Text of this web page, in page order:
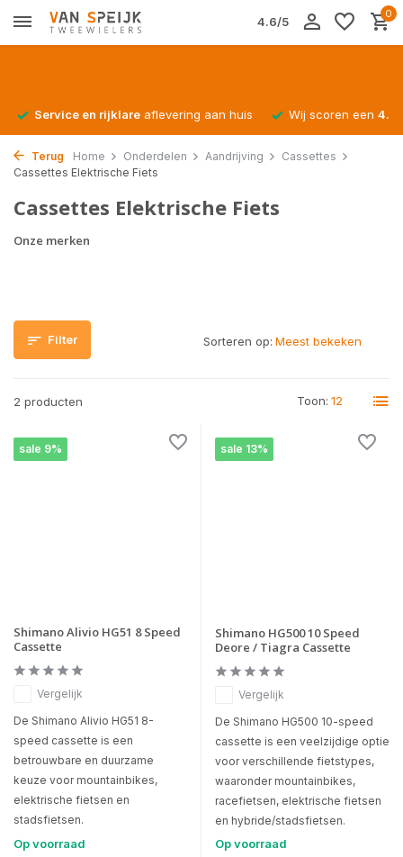
4.6/5
0
Service en rijklare aflevering aan huis Wij scoren een
Terug Home Onderdelen Aandrijving
Cassettes
Cassettes Elektrische Fiets
Cassettes Elektrische Fiets
Onze merken
Filter
2 producten Toon:
Sorteren op:
sale 9%
Shimano Alivio HG51 8 Speed
Cassette
Vergelijk
De Shimano Alivio HG51 8-
speed cassette is een
betrouwbare en duurzame
keuze voor mountainbikes,
elektrische fietsen en
stadsfietsen.
Op voorraad
sale 13%
Shimano HG500 10 Speed
Deore / Tiagra Cassette
Vergelijk
De Shimano HG500 10-speed
cassette is een veelzijdige optie
voor verschillende fietstypes,
waaronder mountainbikes,
racefietsen, elektrische fietsen
en hybride/stadsfietsen.
Op voorraad